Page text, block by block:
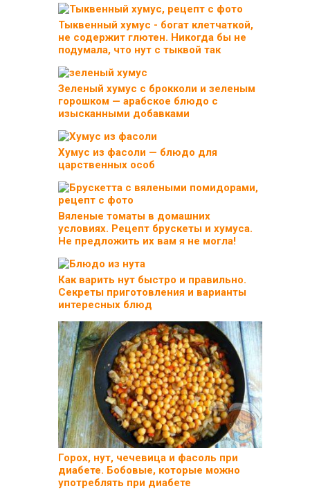
Тыквенный хумус - богат клетчаткой,
не содержит глютен. Никогда бы не
подумала, что нут с тыквой так
Зеленый хумус с брокколи и зеленым
горошком — арабское блюдо с
изысканными добавками
Хумус из фасоли — блюдо для
царственных особ
Вяленые томаты в домашних
условиях. Рецепт брускеты и хумуса.
Не предложить их вам я не могла!
Как варить нут быстро и правильно.
Секреты приготовления и варианты
интересных блюд
Горох, нут, чечевица и фасоль при
диабете. Бобовые, которые можно
употреблять при диабете